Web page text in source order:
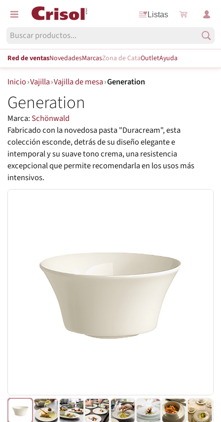
Listas
Red de ventasNovedadesMarcasZona de CataOutletAyuda
Inicio›Vajilla›Vajilla de mesa›Generation
Generation
Marca: Schönwald
Fabricado con la novedosa pasta "Duracream", esta
colección esconde, detrás de su diseño elegante e
intemporal y su suave tono crema, una resistencia
excepcional que permite recomendarla en los usos más
intensivos.